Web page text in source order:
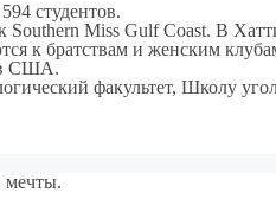
студентов.
Miss Gulf Coast. В
к братствам и женским
в США.
факультет, Школу
мечты.